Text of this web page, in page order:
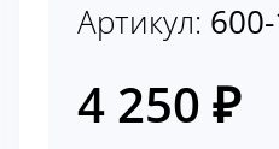
Артикул:
4 250 ₽